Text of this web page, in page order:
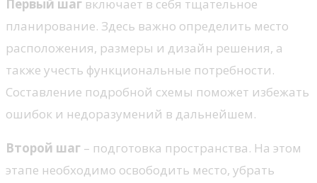
Первый шаг включает в себя тщательное
планирование. Здесь важно определить место
расположения, размеры и дизайн решения, а
также учесть функциональные потребности.
Составление подробной схемы поможет избежать
ошибок и недоразумений в дальнейшем.
Второй шаг – подготовка пространства. На этом
этапе необходимо освободить место, убрать